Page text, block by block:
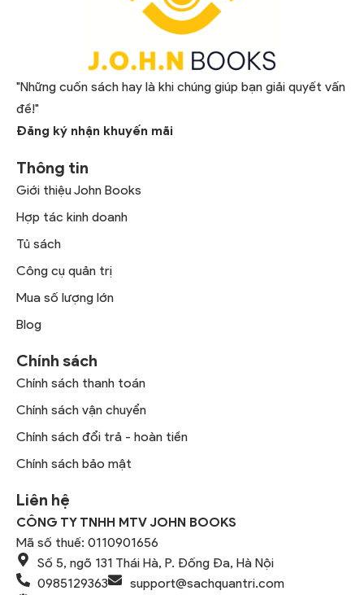
"Những cuốn sách hay là khi chúng giúp bạn giải quyết vấn
đề!"
Đăng ký nhận khuyến mãi
Thông tin
Giới thiệu John Books
Hợp tác kinh doanh
Tủ sách
Công cụ quản trị
Mua số lượng lớn
Blog
Chính sách
Chính sách thanh toán
Chính sách vận chuyển
Chính sách đổi trả - hoàn tiền
Chính sách bảo mật
Liên hệ
CÔNG TY TNHH MTV JOHN BOOKS
Mã số thuế: 0110901656
Số 5, ngõ 131 Thái Hà, P. Đống Đa, Hà Nội
0985129363
support@sachquantri.com